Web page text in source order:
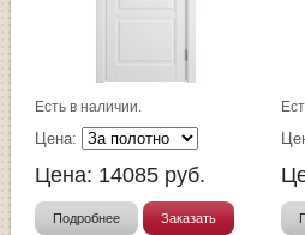
Есть в наличии.
Цена:
Цена: 14085 руб.
Подробнее Заказать